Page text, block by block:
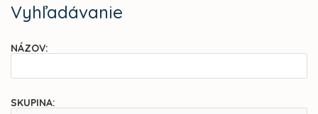
Vyhľadávanie
NÁZOV:
SKUPINA: